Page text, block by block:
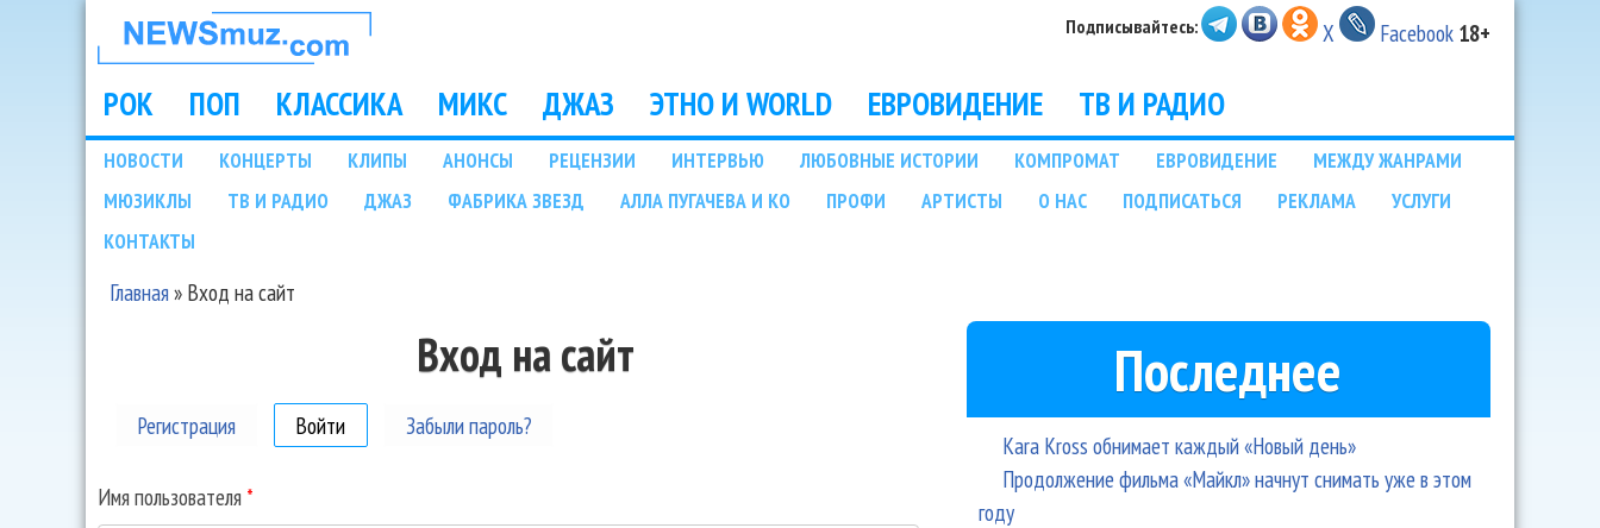
НОВОСТИ
МУЗЫКИ И
ШОУ БИЗНЕСА
NEWSMUZ.COM
Подписывайтесь: X Facebook 18+
Main menu
РОК ПОП КЛАССИКА МИКС ДЖАЗ ЭТНО И WORLD ЕВРОВИДЕНИЕ ТВ И РАДИО
Подразделы
НОВОСТИ КОНЦЕРТЫ КЛИПЫ АНОНСЫ РЕЦЕНЗИИ ИНТЕРВЬЮ ЛЮБОВНЫЕ ИСТОРИИ КОМПРОМАТ ЕВРОВИДЕНИЕ
МЕЖДУ ЖАНРАМИ
МЮЗИКЛЫ
ТВ И РАДИО ДЖАЗ ФАБРИКА ЗВЕЗД АЛЛА ПУГАЧЕВА И КО ПРОФИ АРТИСТЫ О НАС ПОДПИСАТЬСЯ РЕКЛАМА
УСЛУГИ
КОНТАКТЫ
Вы здесь
Главная» Вход на сайт
Вход на сайт
Регистрация Войти (активная вкладка)
Забыли пароль?
Имя пользователя *
Последнее
Kara Kross обнимает каждый «Новый день»
Продолжение фильма «Майкл» начнут снимать уже в этом
году